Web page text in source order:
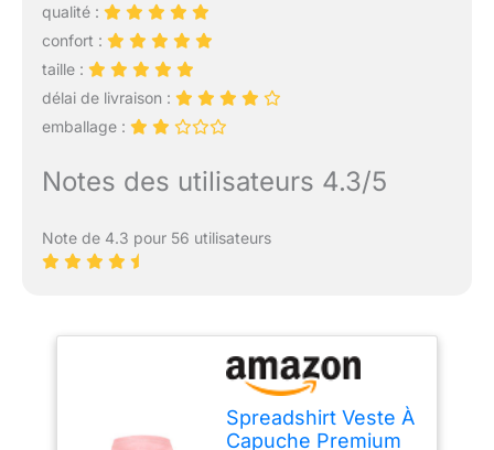
qualité :
confort :
taille :
délai de livraison :
emballage :
Notes des utilisateurs 4.3/5
Note de 4.3 pour 56 utilisateurs
Spreadshirt Veste À
Capuche Premium